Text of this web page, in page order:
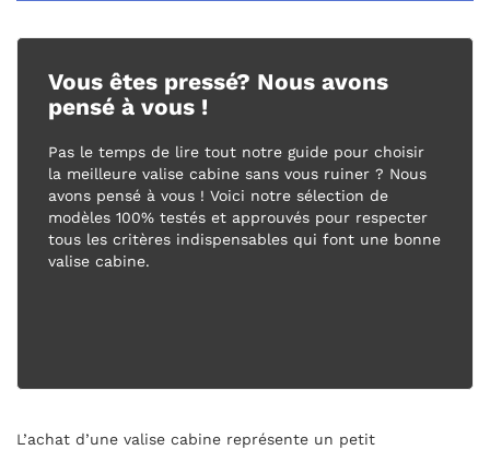
Vous êtes pressé? Nous avons
pensé à vous !
Pas le temps de lire tout notre guide pour choisir
la meilleure valise cabine sans vous ruiner ? Nous
avons pensé à vous ! Voici notre sélection de
modèles 100% testés et approuvés pour respecter
tous les critères indispensables qui font une bonne
valise cabine.
L’achat d’une valise cabine représente un petit